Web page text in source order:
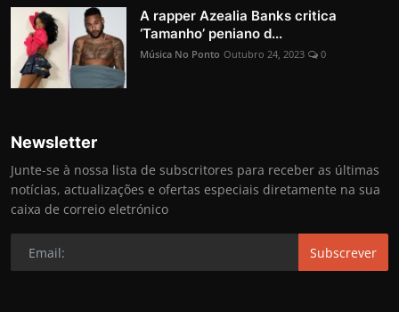
A rapper Azealia Banks critica
‘Tamanho’ peniano d...
Música No Ponto Outubro 24, 2023 0
Newsletter
Junte-se à nossa lista de subscritores para receber as últimas
notícias, actualizações e ofertas especiais diretamente na sua
caixa de correio eletrónico
Subscrever